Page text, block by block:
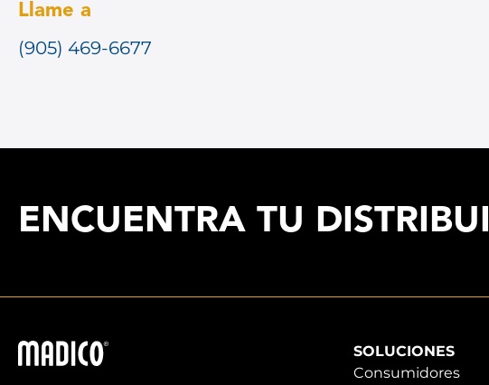
Llame a
(905) 469-6677
ENCUENTRA TU
Madico
SOLUCIONES
Consumidores